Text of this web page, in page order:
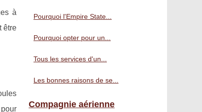
à
être
Pourquoi l'Empire State...
Pourquoi opter pour un...
Tous les services d'un...
Les bonnes raisons de se...
Compagnie aérienne